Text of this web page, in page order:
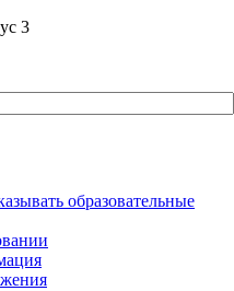
3
образовательные